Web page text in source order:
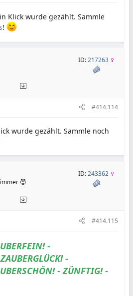
Klick wurde gezählt. Sammle
!
ID:217263
#414.114
wurde gezählt. Sammle noch
😈
ID:243362
#414.115
-
-
- ZÜNFTIG! -